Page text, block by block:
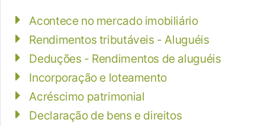
Acontece no mercado imobiliário
Rendimentos tributáveis - Aluguéis
Deduções - Rendimentos de aluguéis
Incorporação e loteamento
Acréscimo patrimonial
Declaração de bens e direitos